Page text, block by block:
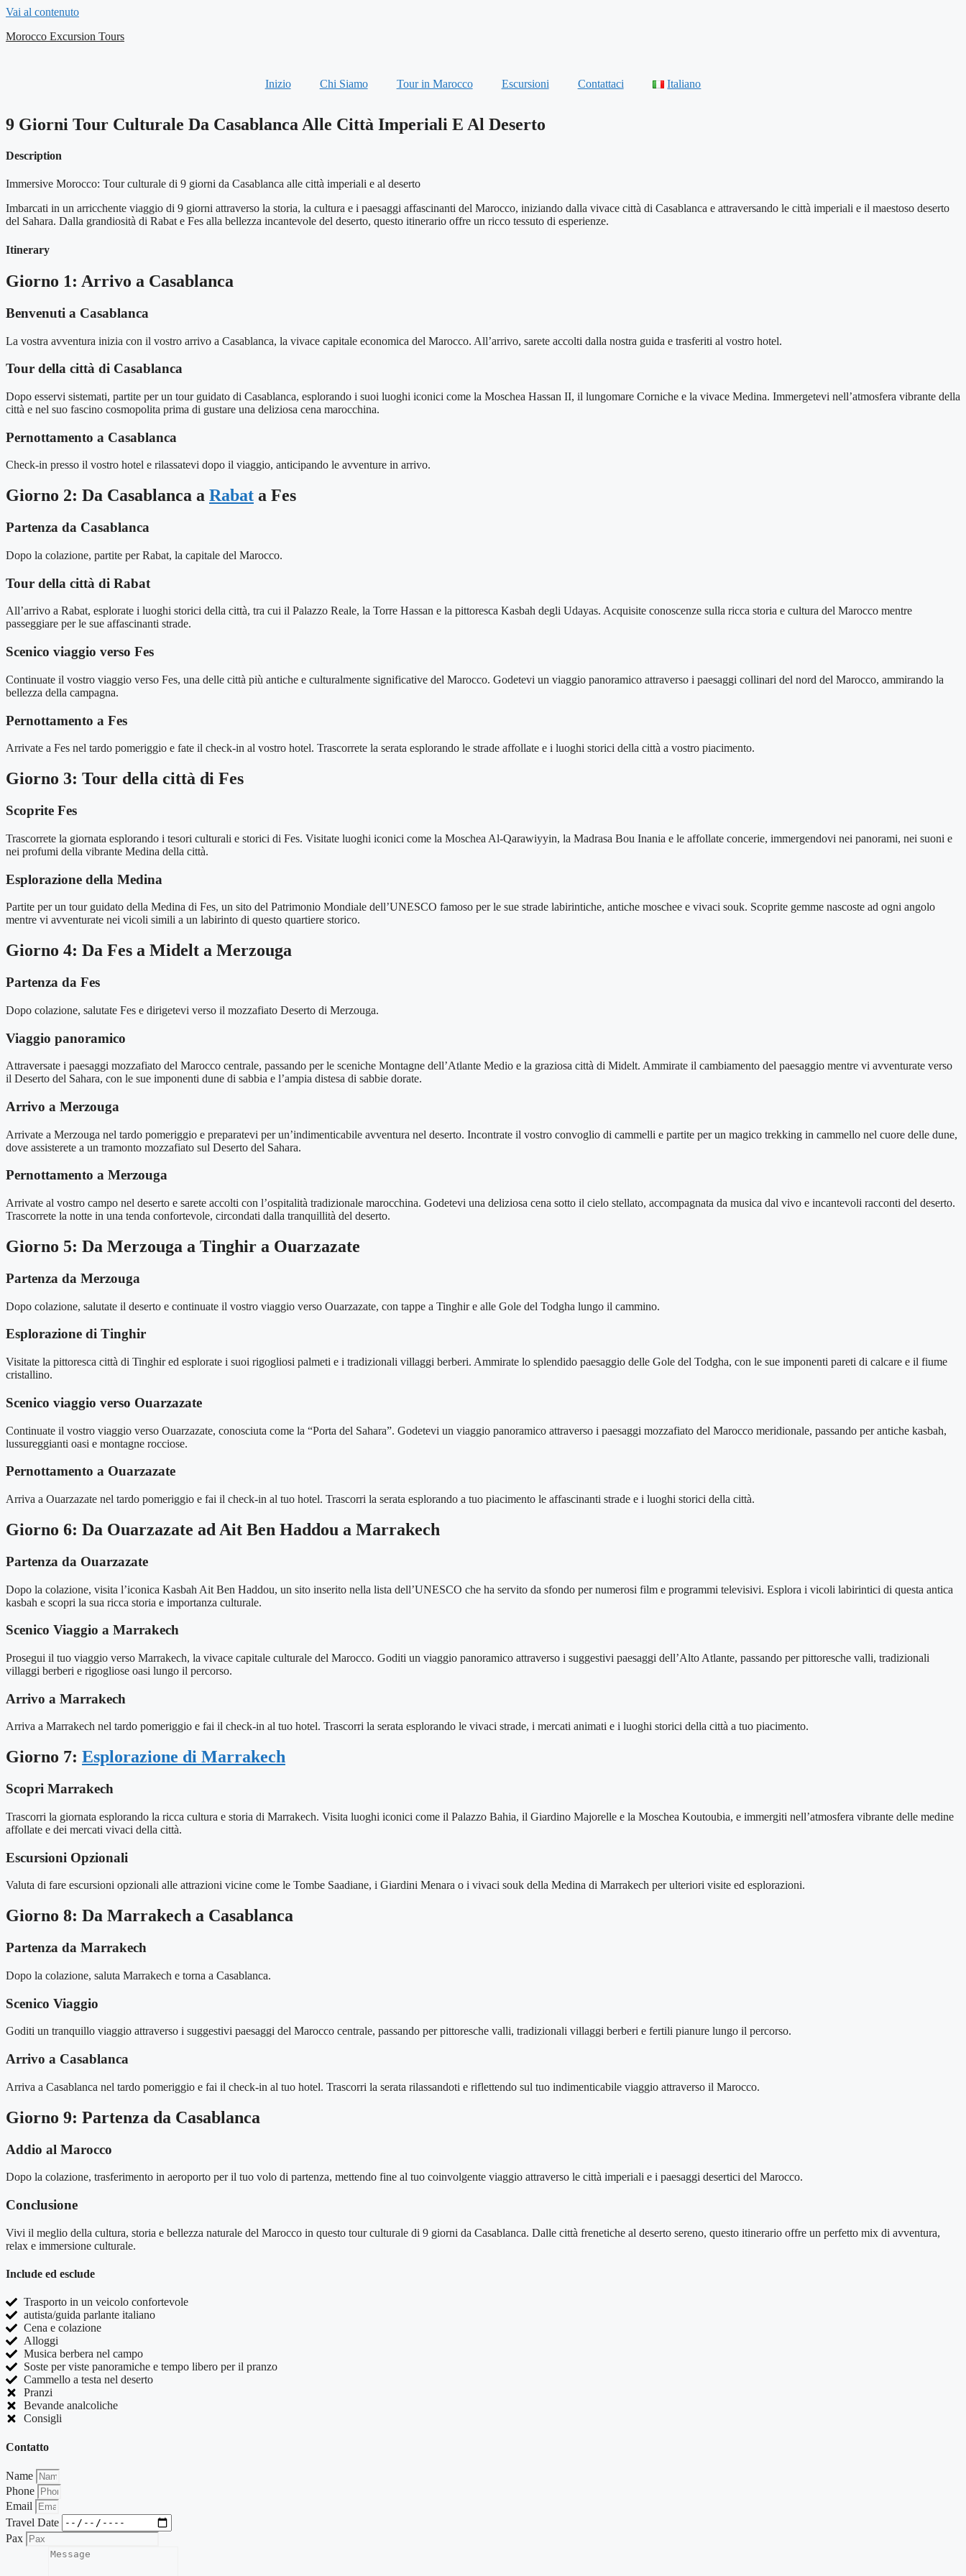
Vai al contenuto
Morocco Excursion Tours
Inizio Chi Siamo Tour in Marocco Escursioni Contattaci Italiano
9 Giorni Tour Culturale Da Casablanca Alle Città Imperiali E Al Deserto
Description
Immersive Morocco: Tour culturale di 9 giorni da Casablanca alle città imperiali e al deserto
Imbarcati in un arricchente viaggio di 9 giorni attraverso la storia, la cultura e i paesaggi affascinanti del Marocco, iniziando dalla vivace città di Casablanca e attraversando le città imperiali e il maestoso deserto
del Sahara. Dalla grandiosità di Rabat e Fes alla bellezza incantevole del deserto, questo itinerario offre un ricco tessuto di esperienze.
Itinerary
Giorno 1: Arrivo a Casablanca
Benvenuti a Casablanca
La vostra avventura inizia con il vostro arrivo a Casablanca, la vivace capitale economica del Marocco. All’arrivo, sarete accolti dalla nostra guida e trasferiti al vostro hotel.
Tour della città di Casablanca
Dopo esservi sistemati, partite per un tour guidato di Casablanca, esplorando i suoi luoghi iconici come la Moschea Hassan II, il lungomare Corniche e la vivace Medina. Immergetevi nell’atmosfera vibrante della
città e nel suo fascino cosmopolita prima di gustare una deliziosa cena marocchina.
Pernottamento a Casablanca
Check-in presso il vostro hotel e rilassatevi dopo il viaggio, anticipando le avventure in arrivo.
Giorno 2: Da Casablanca a Rabat a Fes
Partenza da Casablanca
Dopo la colazione, partite per Rabat, la capitale del Marocco.
Tour della città di Rabat
All’arrivo a Rabat, esplorate i luoghi storici della città, tra cui il Palazzo Reale, la Torre Hassan e la pittoresca Kasbah degli Udayas. Acquisite conoscenze sulla ricca storia e cultura del Marocco mentre
passeggiare per le sue affascinanti strade.
Scenico viaggio verso Fes
Continuate il vostro viaggio verso Fes, una delle città più antiche e culturalmente significative del Marocco. Godetevi un viaggio panoramico attraverso i paesaggi collinari del nord del Marocco, ammirando la
bellezza della campagna.
Pernottamento a Fes
Arrivate a Fes nel tardo pomeriggio e fate il check-in al vostro hotel. Trascorrete la serata esplorando le strade affollate e i luoghi storici della città a vostro piacimento.
Giorno 3: Tour della città di Fes
Scoprite Fes
Trascorrete la giornata esplorando i tesori culturali e storici di Fes. Visitate luoghi iconici come la Moschea Al-Qarawiyyin, la Madrasa Bou Inania e le affollate concerie, immergendovi nei panorami, nei suoni e
nei profumi della vibrante Medina della città.
Esplorazione della Medina
Partite per un tour guidato della Medina di Fes, un sito del Patrimonio Mondiale dell’UNESCO famoso per le sue strade labirintiche, antiche moschee e vivaci souk. Scoprite gemme nascoste ad ogni angolo
mentre vi avventurate nei vicoli simili a un labirinto di questo quartiere storico.
Giorno 4: Da Fes a Midelt a Merzouga
Partenza da Fes
Dopo colazione, salutate Fes e dirigetevi verso il mozzafiato Deserto di Merzouga.
Viaggio panoramico
Attraversate i paesaggi mozzafiato del Marocco centrale, passando per le sceniche Montagne dell’Atlante Medio e la graziosa città di Midelt. Ammirate il cambiamento del paesaggio mentre vi avventurate verso
il Deserto del Sahara, con le sue imponenti dune di sabbia e l’ampia distesa di sabbie dorate.
Arrivo a Merzouga
Arrivate a Merzouga nel tardo pomeriggio e preparatevi per un’indimenticabile avventura nel deserto. Incontrate il vostro convoglio di cammelli e partite per un magico trekking in cammello nel cuore delle dune,
dove assisterete a un tramonto mozzafiato sul Deserto del Sahara.
Pernottamento a Merzouga
Arrivate al vostro campo nel deserto e sarete accolti con l’ospitalità tradizionale marocchina. Godetevi una deliziosa cena sotto il cielo stellato, accompagnata da musica dal vivo e incantevoli racconti del deserto.
Trascorrete la notte in una tenda confortevole, circondati dalla tranquillità del deserto.
Giorno 5: Da Merzouga a Tinghir a Ouarzazate
Partenza da Merzouga
Dopo colazione, salutate il deserto e continuate il vostro viaggio verso Ouarzazate, con tappe a Tinghir e alle Gole del Todgha lungo il cammino.
Esplorazione di Tinghir
Visitate la pittoresca città di Tinghir ed esplorate i suoi rigogliosi palmeti e i tradizionali villaggi berberi. Ammirate lo splendido paesaggio delle Gole del Todgha, con le sue imponenti pareti di calcare e il fiume
cristallino.
Scenico viaggio verso Ouarzazate
Continuate il vostro viaggio verso Ouarzazate, conosciuta come la “Porta del Sahara”. Godetevi un viaggio panoramico attraverso i paesaggi mozzafiato del Marocco meridionale, passando per antiche kasbah,
lussureggianti oasi e montagne rocciose.
Pernottamento a Ouarzazate
Arriva a Ouarzazate nel tardo pomeriggio e fai il check-in al tuo hotel. Trascorri la serata esplorando a tuo piacimento le affascinanti strade e i luoghi storici della città.
Giorno 6: Da Ouarzazate ad Ait Ben Haddou a Marrakech
Partenza da Ouarzazate
Dopo la colazione, visita l’iconica Kasbah Ait Ben Haddou, un sito inserito nella lista dell’UNESCO che ha servito da sfondo per numerosi film e programmi televisivi. Esplora i vicoli labirintici di questa antica
kasbah e scopri la sua ricca storia e importanza culturale.
Scenico Viaggio a Marrakech
Prosegui il tuo viaggio verso Marrakech, la vivace capitale culturale del Marocco. Goditi un viaggio panoramico attraverso i suggestivi paesaggi dell’Alto Atlante, passando per pittoresche valli, tradizionali
villaggi berberi e rigogliose oasi lungo il percorso.
Arrivo a Marrakech
Arriva a Marrakech nel tardo pomeriggio e fai il check-in al tuo hotel. Trascorri la serata esplorando le vivaci strade, i mercati animati e i luoghi storici della città a tuo piacimento.
Giorno 7: Esplorazione di Marrakech
Scopri Marrakech
Trascorri la giornata esplorando la ricca cultura e storia di Marrakech. Visita luoghi iconici come il Palazzo Bahia, il Giardino Majorelle e la Moschea Koutoubia, e immergiti nell’atmosfera vibrante delle medine
affollate e dei mercati vivaci della città.
Escursioni Opzionali
Valuta di fare escursioni opzionali alle attrazioni vicine come le Tombe Saadiane, i Giardini Menara o i vivaci souk della Medina di Marrakech per ulteriori visite ed esplorazioni.
Giorno 8: Da Marrakech a Casablanca
Partenza da Marrakech
Dopo la colazione, saluta Marrakech e torna a Casablanca.
Scenico Viaggio
Goditi un tranquillo viaggio attraverso i suggestivi paesaggi del Marocco centrale, passando per pittoresche valli, tradizionali villaggi berberi e fertili pianure lungo il percorso.
Arrivo a Casablanca
Arriva a Casablanca nel tardo pomeriggio e fai il check-in al tuo hotel. Trascorri la serata rilassandoti e riflettendo sul tuo indimenticabile viaggio attraverso il Marocco.
Giorno 9: Partenza da Casablanca
Addio al Marocco
Dopo la colazione, trasferimento in aeroporto per il tuo volo di partenza, mettendo fine al tuo coinvolgente viaggio attraverso le città imperiali e i paesaggi desertici del Marocco.
Conclusione
Vivi il meglio della cultura, storia e bellezza naturale del Marocco in questo tour culturale di 9 giorni da Casablanca. Dalle città frenetiche al deserto sereno, questo itinerario offre un perfetto mix di avventura,
relax e immersione culturale.
Include ed esclude
Trasporto in un veicolo confortevole
autista/guida parlante italiano
Cena e colazione
Alloggi
Musica berbera nel campo
Soste per viste panoramiche e tempo libero per il pranzo
Cammello a testa nel deserto
Pranzi
Bevande analcoliche
Consigli
Contatto
Name
Phone
Email
Travel Date
Pax